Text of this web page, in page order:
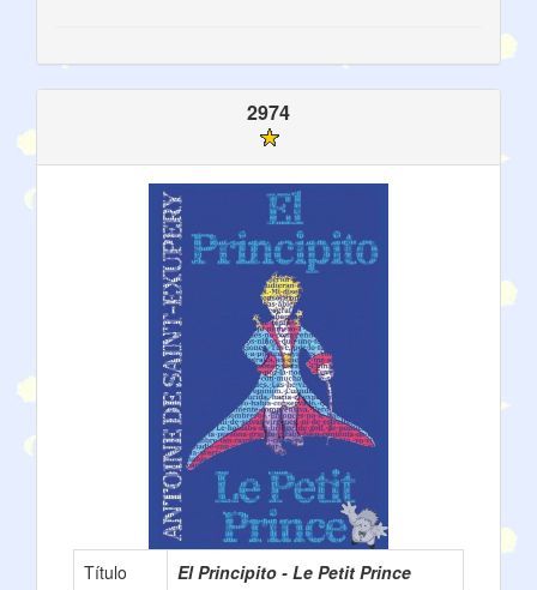
2974
Título
El Principito - Le Petit Prince